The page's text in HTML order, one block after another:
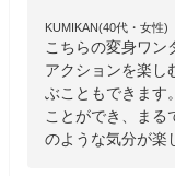
KUMIKAN(40代・女性)
こちらの変身ワン
アクションを楽し
ぶこともできます
ことができ、まる
のような気分が楽